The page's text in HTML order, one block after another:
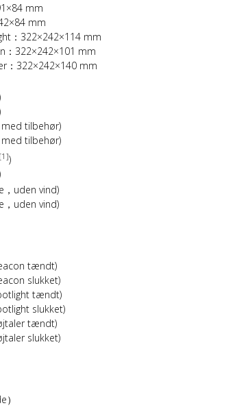
mm
mm
：322×242×114 mm
：322×242×101 mm
：322×242×140 mm
tilbehør)
tilbehør)
[1])
uden vind)
uden vind)
tændt)
slukket)
tændt)
slukket)
tændt)
slukket)